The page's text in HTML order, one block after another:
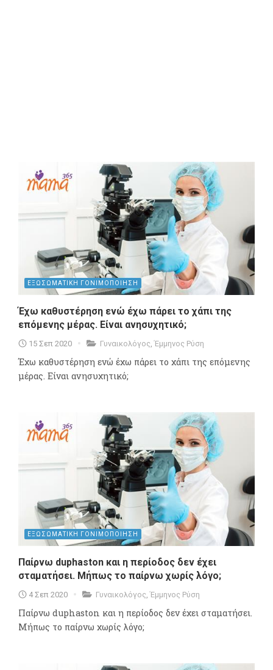
ΕΞΩΣΩΜΑΤΙΚΗ ΓΟΝΙΜΟΠΟΙΗΣΗ
Έχω καθυστέρηση ενώ έχω πάρει το χάπι της
επόμενης μέρας. Είναι ανησυχητικό;
15 Σεπ 2020 Γυναικολόγος,Έμμηνος Ρύση
Έχω καθυστέρηση ενώ έχω πάρει το χάπι της επόμενης
μέρας. Είναι ανησυχητικό;
ΕΞΩΣΩΜΑΤΙΚΗ ΓΟΝΙΜΟΠΟΙΗΣΗ
Παίρνω duphaston και η περίοδος δεν έχει
σταματήσει. Μήπως το παίρνω χωρίς λόγο;
4 Σεπ 2020 Γυναικολόγος ,Έμμηνος Ρύση
Παίρνω duphaston και η περίοδος δεν έχει σταματήσει.
Μήπως το παίρνω χωρίς λόγο;